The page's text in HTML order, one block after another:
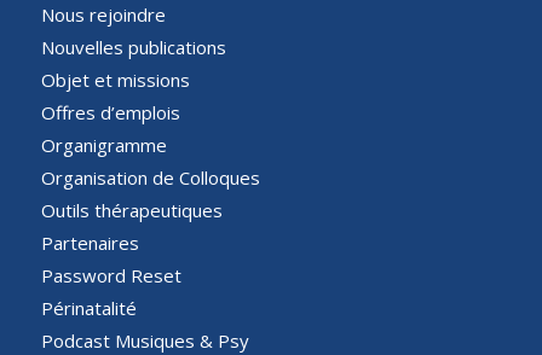
Nous rejoindre
Nouvelles publications
Objet et missions
Offres d’emplois
Organigramme
Organisation de Colloques
Outils thérapeutiques
Partenaires
Password Reset
Périnatalité
Podcast Musiques & Psy